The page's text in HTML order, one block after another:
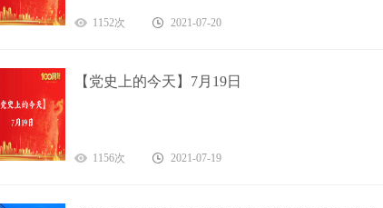
1152次 2021-07-20
【党史上的今天】7月19日
1156次 2021-07-19